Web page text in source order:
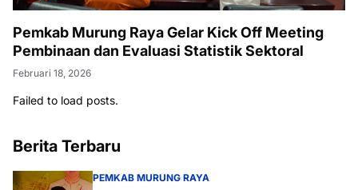
Pemkab Murung Raya Gelar Kick Off Meeting
Pembinaan dan Evaluasi Statistik Sektoral
Februari 18, 2026
Failed to load posts.
Berita Terbaru
PEMKAB MURUNG RAYA